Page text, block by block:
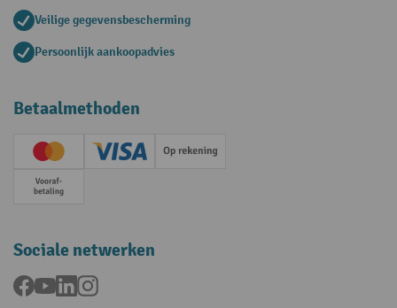
Veilige gegevensbescherming
Persoonlijk aankoopadvies
Betaalmethoden
Creditcard (Master)Creditcard (Visa)Op rekening
Vooruitbetaling
Sociale netwerken
Facebook
YouTubeLinkedInInstagram